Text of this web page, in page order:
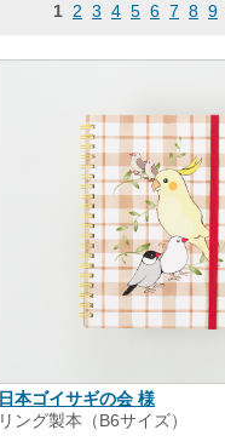
1 2 3 4 5 6 7 8 9
日本ゴイサギの会 様
リング製本（B6サイズ）